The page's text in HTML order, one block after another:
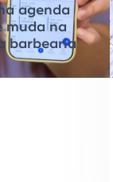
agenda
muda na
barbearia